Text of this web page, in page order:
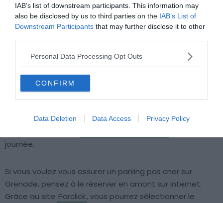
IAB’s list of downstream participants. This information may
also be disclosed by us to third parties on the IAB’s List of
Downstream Participants that may further disclose it to other
Personal Data Processing Opt Outs
CONFIRM
Data Deletion Data Access Privacy Policy
Autre bon plan de parking pas cher à Grenade, tout près
journée.
Si vous voulez vous assurer un parking pas cher sur
Grenade, pensez à le réserver en amont sur internet.
Grâce au site Parclick, vous pourrez sélectionner le